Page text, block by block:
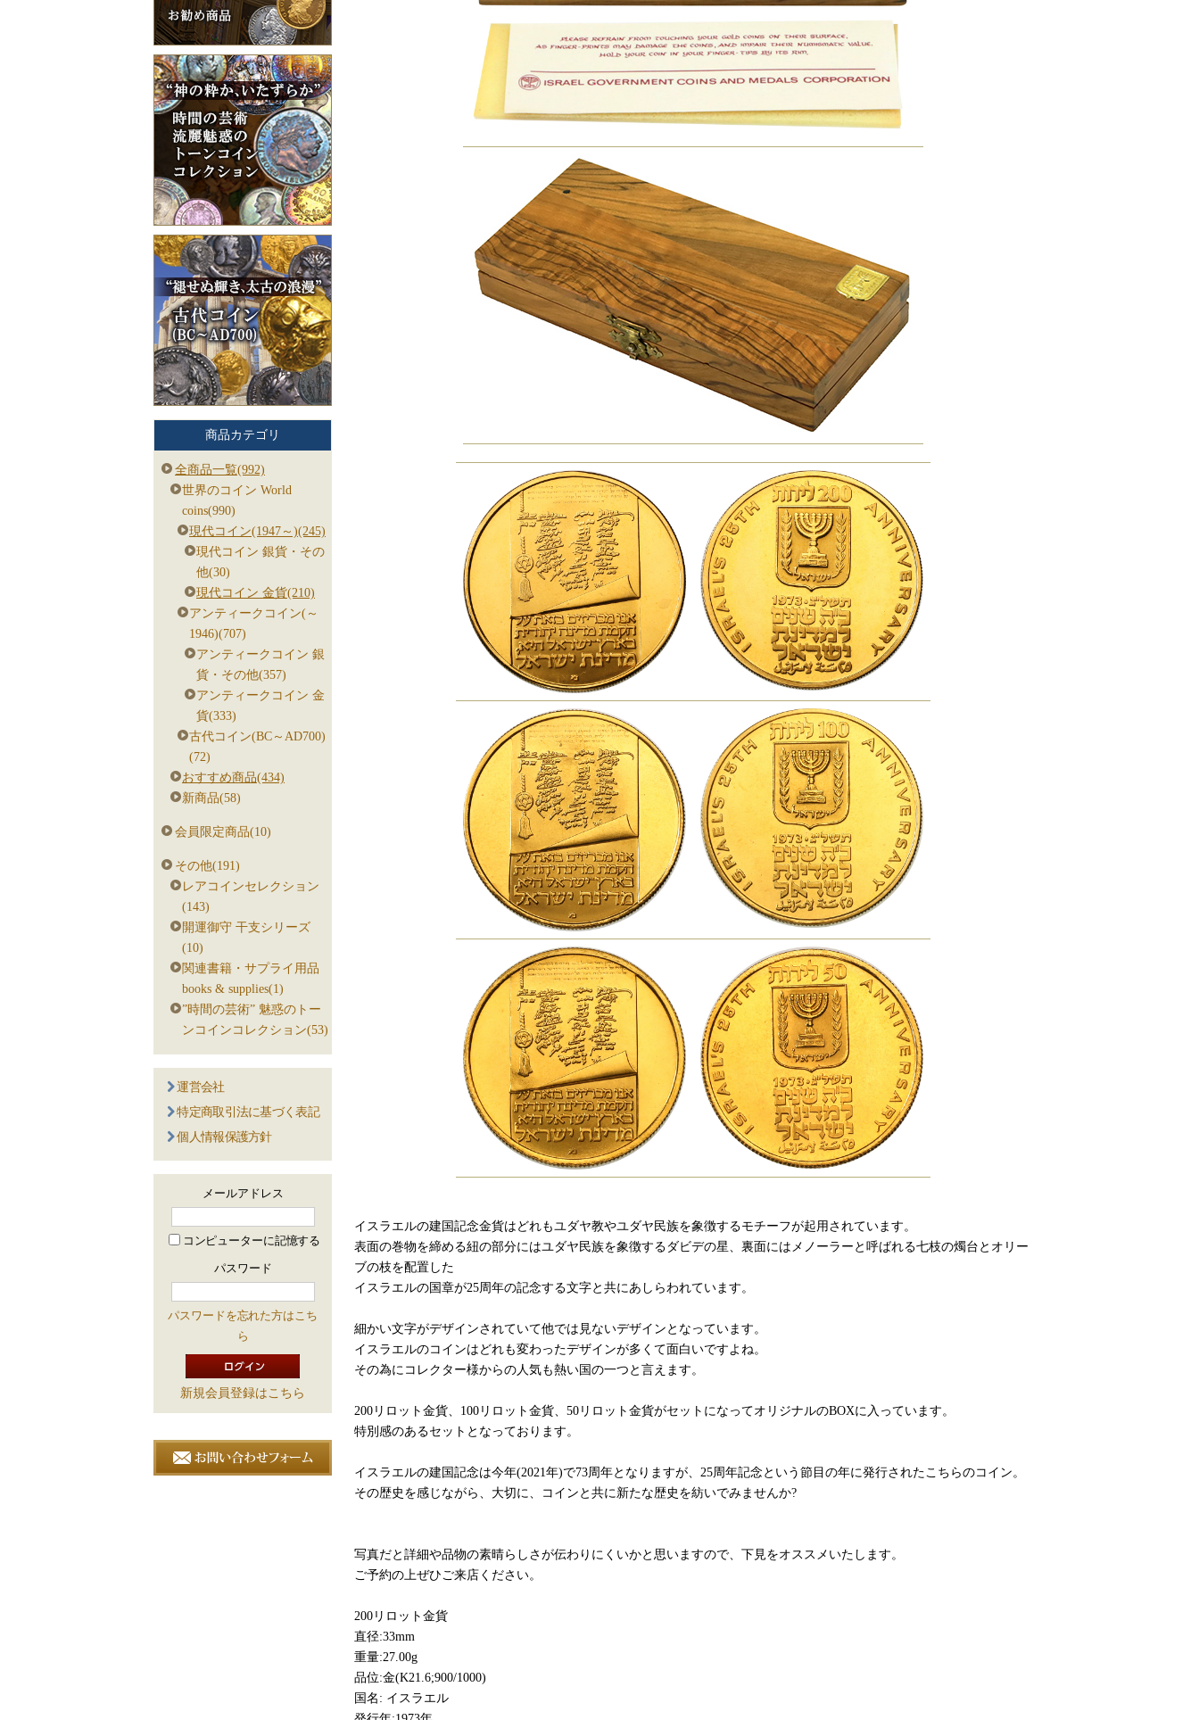
イスラエルの建国記念金貨はどれもユダヤ教やユダヤ民族を象徴するモチーフが起用されています。
表面の巻物を締める紐の部分にはユダヤ民族を象徴するダビデの星、裏面にはメノーラーと呼ばれる七枝の燭台とオリー
ブの枝を配置した
イスラエルの国章が25周年の記念する文字と共にあしらわれています。
細かい文字がデザインされていて他では見ないデザインとなっています。
イスラエルのコインはどれも変わったデザインが多くて面白いですよね。
その為にコレクター様からの人気も熱い国の一つと言えます。
200リロット金貨、100リロット金貨、50リロット金貨がセットになってオリジナルのBOXに入っています。
特別感のあるセットとなっております。
イスラエルの建国記念は今年(2021年)で73周年となりますが、25周年記念という節目の年に発行されたこちらのコイン。
その歴史を感じながら、大切に、コインと共に新たな歴史を紡いでみませんか?
写真だと詳細や品物の素晴らしさが伝わりにくいかと思いますので、下見をオススメいたします。
ご予約の上ぜひご来店ください。
200リロット金貨
直径:33mm
重量:27.00g
品位:金(K21.6;900/1000)
国名: イスラエル
商品カテゴリ
全商品一覧(992)
世界のコイン World
coins(990)
現代コイン(1947～)(245)
現代コイン 銀貨・その
他(30)
現代コイン 金貨(210)
アンティークコイン(～
1946)(707)
アンティークコイン 銀
貨・その他(357)
アンティークコイン 金
貨(333)
古代コイン(BC～AD700)
(72)
おすすめ商品(434)
新商品(58)
会員限定商品(10)
その他(191)
レアコインセレクション
(143)
開運御守 干支シリーズ
(10)
関連書籍・サプライ用品
books & supplies(1)
”時間の芸術” 魅惑のトー
ンコインコレクション(53)
運営会社
特定商取引法に基づく表記
個人情報保護方針
メールアドレス
コンピューターに記憶する
パスワード
パスワードを忘れた方はこち
ら
新規会員登録はこちら